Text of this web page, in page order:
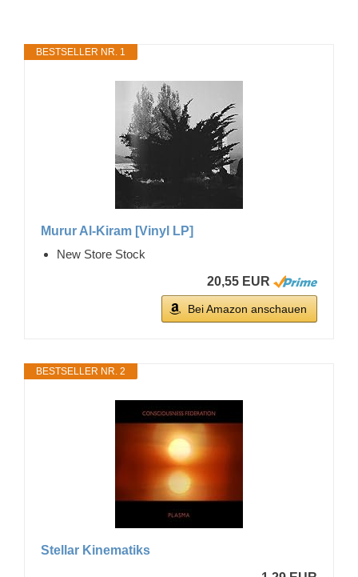
BESTSELLER NR. 1
Murur Al-Kiram [Vinyl LP]
New Store Stock
20,55 EUR
Bei Amazon anschauen
BESTSELLER NR. 2
Stellar Kinematiks